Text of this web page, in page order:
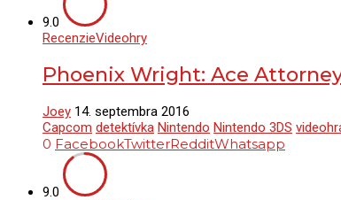
9.0
RecenzieVideohry
Phoenix Wright: Ace
Joey 14. septembra 2016
Capcom detektívka Nintendo Nintendo 3DS
0 FacebookTwitterRedditWhatsapp
9.0